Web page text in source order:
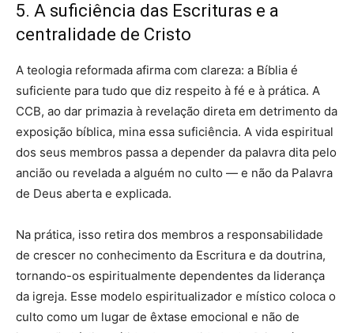
5. A suficiência das Escrituras e a
centralidade de Cristo
A teologia reformada afirma com clareza: a Bíblia é
suficiente para tudo que diz respeito à fé e à prática. A
CCB, ao dar primazia à revelação direta em detrimento da
exposição bíblica, mina essa suficiência. A vida espiritual
dos seus membros passa a depender da palavra dita pelo
ancião ou revelada a alguém no culto — e não da Palavra
de Deus aberta e explicada.
Na prática, isso retira dos membros a responsabilidade
de crescer no conhecimento da Escritura e da doutrina,
tornando-os espiritualmente dependentes da liderança
da igreja. Esse modelo espiritualizador e místico coloca o
culto como um lugar de êxtase emocional e não de